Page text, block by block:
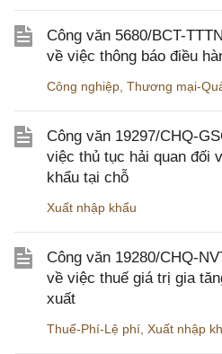
Công văn 5680/BCT-
về việc thông báo điều
Công nghiệp Thương mại-
Công văn 19297/CHQ-
việc thủ tục hải quan đối
khẩu tại chỗ
Xuất nhập khẩu
Công văn 19280/CHQ-
về việc thuế giá trị gia
xuất
Thuế-Phí-Lệ phí Xuất nhập